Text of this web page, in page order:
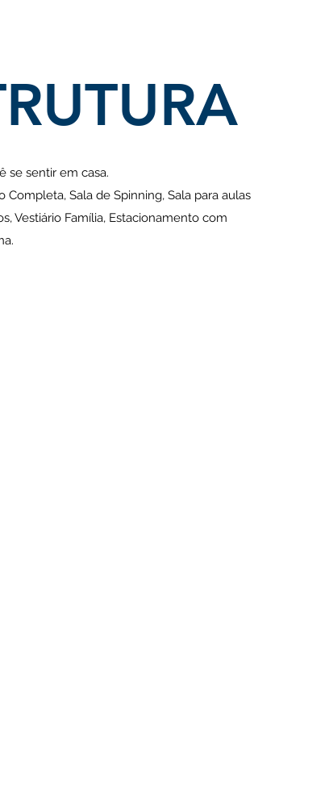
se sentir em casa.
Sala de Spinning, Sala para aulas
Vestiário Família, Estacionamento com